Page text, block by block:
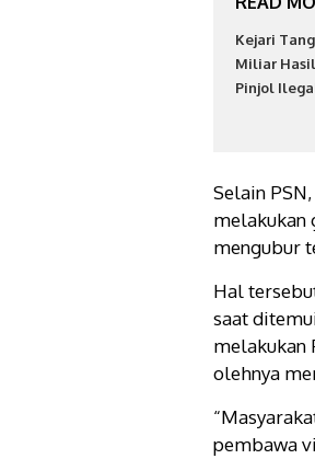
Kejari
Miliar
Pinjol
Selain
melakukan
mengubur
Hal
saat
melakukan
olehnya
pembawa